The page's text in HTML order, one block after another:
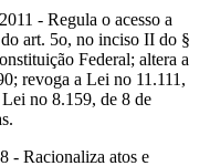
- Regula o acesso a
art. 5o, no inciso II do §
Federal; altera a
revoga a Lei no 11.111,
no 8.159, de 8 de
- Racionaliza atos e